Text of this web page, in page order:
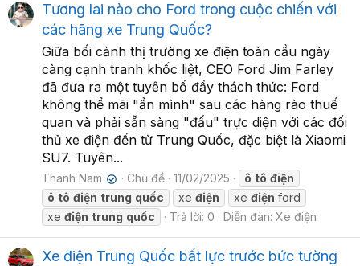
Tương lai nào cho Ford trong cuộc chiến với
các hãng xe Trung Quốc?
Giữa bối cảnh thị trường xe điện toàn cầu ngày
càng cạnh tranh khốc liệt, CEO Ford Jim Farley
đã đưa ra một tuyên bố đầy thách thức: Ford
không thể mãi "ẩn mình" sau các hàng rào thuế
quan và phải sẵn sàng "đấu" trực diện với các đối
thủ xe điện đến từ Trung Quốc, đặc biệt là Xiaomi
SU7. Tuyên...
Thanh Nam ✔ Chủ đề 11/02/2025 ô tô điện
ô tô điện trung quốc xe điện xe điện ford
xe điện trung quốc Trả lời: 0 Diễn đàn: Xe điện
Xe điện Trung Quốc bất lực trước bức tường